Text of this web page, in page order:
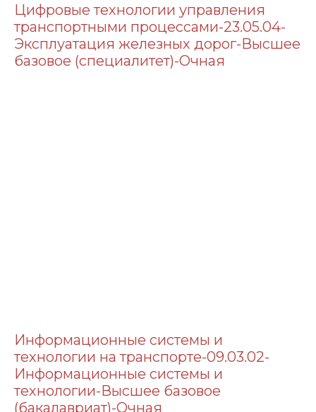
Цифровые технологии управления
транспортными процессами-23.05.04-
Эксплуатация железных дорог-Высшее
базовое (специалитет)-Очная
Информационные системы и
технологии на транспорте-09.03.02-
Информационные системы и
технологии-Высшее базовое
(бакалавриат)-Очная